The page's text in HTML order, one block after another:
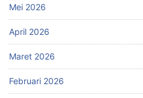
Mei 2026
April 2026
Maret 2026
Februari 2026